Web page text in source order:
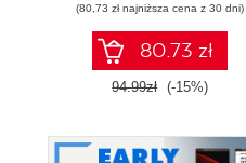
(80,73 zł najniższa cena z 30 dni)
80.73 zł
94.99zł (-15%)